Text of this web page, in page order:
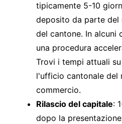
tipicamente 5-10
deposito da parte del
del cantone. In alcuni
una procedura
Trovi i tempi attuali su
l'ufficio cantonale del
commercio.
Rilascio del capitale:
dopo la